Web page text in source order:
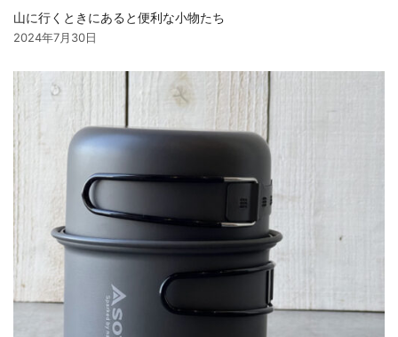
山に行くときにあると便利な小物たち
2024年7月30日